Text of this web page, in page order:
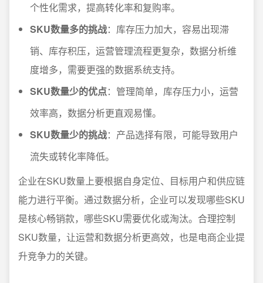
个性化需求，提高转化率和复购率。
SKU数量多的挑战：库存压力加大，容易出现滞
销、库存积压，运营管理流程更复杂，数据分析维
度增多，需要更强的数据系统支持。
SKU数量少的优点：管理简单，库存压力小，运营
效率高，数据分析更直观易懂。
SKU数量少的挑战：产品选择有限，可能导致用户
流失或转化率降低。
企业在SKU数量上要根据自身定位、目标用户和供应链
能力进行平衡。通过数据分析，企业可以发现哪些SKU
是核心畅销款，哪些SKU需要优化或淘汰。合理控制
SKU数量，让运营和数据分析更高效，也是电商企业提
升竞争力的关键。